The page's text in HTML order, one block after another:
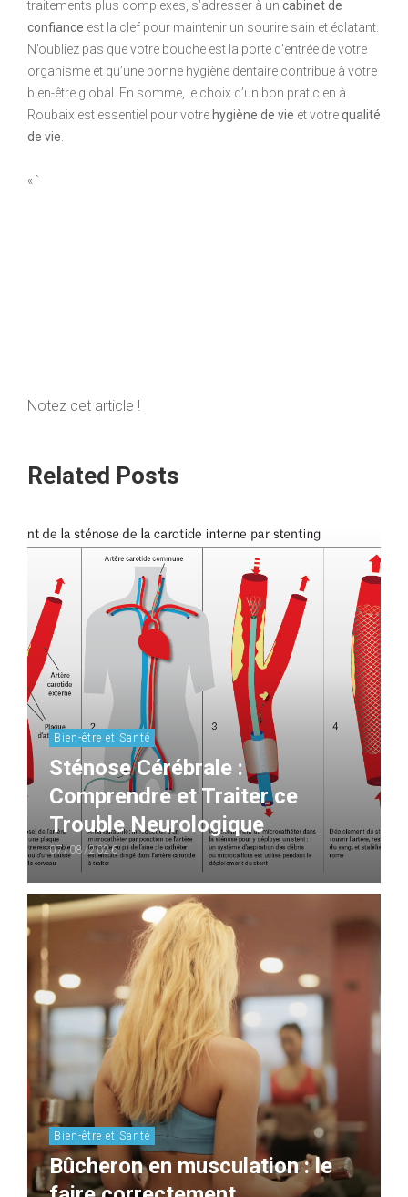
traitements plus complexes, s’adresser à un cabinet de
confiance est la clef pour maintenir un sourire sain et éclatant.
N’oubliez pas que votre bouche est la porte d’entrée de votre
organisme et qu’une bonne hygiène dentaire contribue à votre
bien-être global. En somme, le choix d’un bon praticien à
Roubaix est essentiel pour votrehygiène de vie et votrequalité
de vie
« `
Notez cet article !
Related Posts
Bien-être et Santé
Sténose Cérébrale :
Comprendre et Traiter ce
Trouble Neurologique
07/08/2026
Bien-être et Santé
Bûcheron en musculation : le